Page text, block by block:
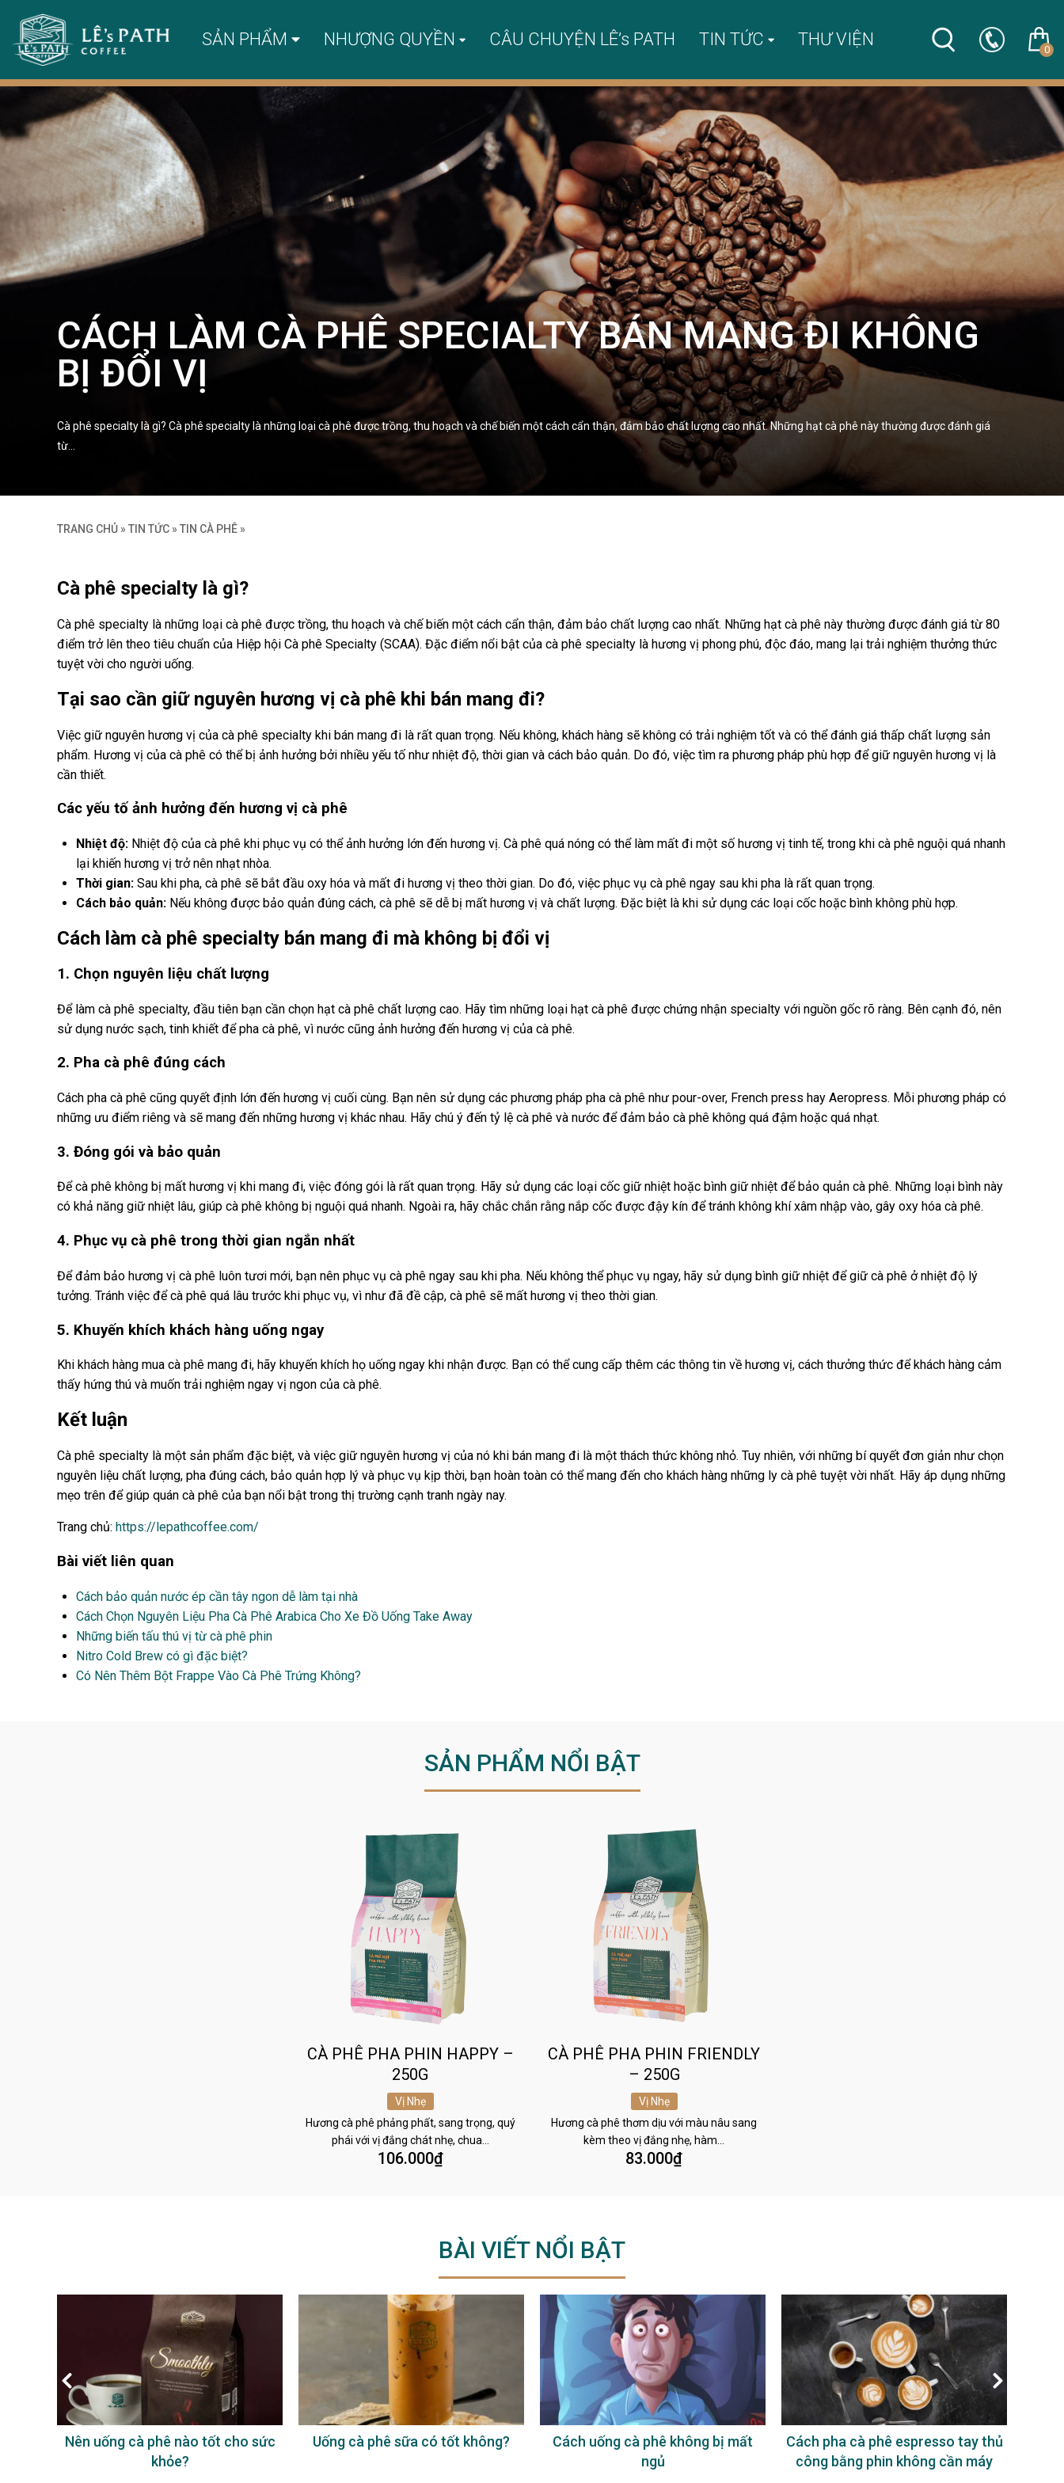
SẢN PHẨM NHƯỢNG QUYỀN CÂU CHUYỆN LÊ’s PATH TIN TỨC THƯ VIỆN 0
CÁCH LÀM CÀ PHÊ SPECIALTY BÁN MANG ĐI KHÔNG
BỊ ĐỔI VỊ
Cà phê specialty là gì? Cà phê specialty là những loại cà phê được trồng, thu hoạch và chế biến một cách cẩn thận, đảm bảo chất lượng cao nhất. Những hạt cà phê này thường được đánh giá
từ…
TRANG CHỦ » TIN TỨC » TIN CÀ PHÊ »
Cà phê specialty là gì?
Cà phê specialty là những loại cà phê được trồng, thu hoạch và chế biến một cách cẩn thận, đảm bảo chất lượng cao nhất. Những hạt cà phê này thường được đánh giá từ 80
điểm trở lên theo tiêu chuẩn của Hiệp hội Cà phê Specialty (SCAA). Đặc điểm nổi bật của cà phê specialty là hương vị phong phú, độc đáo, mang lại trải nghiệm thưởng thức
tuyệt vời cho người uống.
Tại sao cần giữ nguyên hương vị cà phê khi bán mang đi?
Việc giữ nguyên hương vị của cà phê specialty khi bán mang đi là rất quan trọng. Nếu không, khách hàng sẽ không có trải nghiệm tốt và có thể đánh giá thấp chất lượng sản
phẩm. Hương vị của cà phê có thể bị ảnh hưởng bởi nhiều yếu tố như nhiệt độ, thời gian và cách bảo quản. Do đó, việc tìm ra phương pháp phù hợp để giữ nguyên hương vị là
cần thiết.
Các yếu tố ảnh hưởng đến hương vị cà phê
Nhiệt độ: Nhiệt độ của cà phê khi phục vụ có thể ảnh hưởng lớn đến hương vị. Cà phê quá nóng có thể làm mất đi một số hương vị tinh tế, trong khi cà phê nguội quá nhanh
lại khiến hương vị trở nên nhạt nhòa.
Thời gian: Sau khi pha, cà phê sẽ bắt đầu oxy hóa và mất đi hương vị theo thời gian. Do đó, việc phục vụ cà phê ngay sau khi pha là rất quan trọng.
Cách bảo quản: Nếu không được bảo quản đúng cách, cà phê sẽ dễ bị mất hương vị và chất lượng. Đặc biệt là khi sử dụng các loại cốc hoặc bình không phù hợp.
Cách làm cà phê specialty bán mang đi mà không bị đổi vị
1. Chọn nguyên liệu chất lượng
Để làm cà phê specialty, đầu tiên bạn cần chọn hạt cà phê chất lượng cao. Hãy tìm những loại hạt cà phê được chứng nhận specialty với nguồn gốc rõ ràng. Bên cạnh đó, nên
sử dụng nước sạch, tinh khiết để pha cà phê, vì nước cũng ảnh hưởng đến hương vị của cà phê.
2. Pha cà phê đúng cách
Cách pha cà phê cũng quyết định lớn đến hương vị cuối cùng. Bạn nên sử dụng các phương pháp pha cà phê như pour-over, French press hay Aeropress. Mỗi phương pháp có
những ưu điểm riêng và sẽ mang đến những hương vị khác nhau. Hãy chú ý đến tỷ lệ cà phê và nước để đảm bảo cà phê không quá đậm hoặc quá nhạt.
3. Đóng gói và bảo quản
Để cà phê không bị mất hương vị khi mang đi, việc đóng gói là rất quan trọng. Hãy sử dụng các loại cốc giữ nhiệt hoặc bình giữ nhiệt để bảo quản cà phê. Những loại bình này
có khả năng giữ nhiệt lâu, giúp cà phê không bị nguội quá nhanh. Ngoài ra, hãy chắc chắn rằng nắp cốc được đậy kín để tránh không khí xâm nhập vào, gây oxy hóa cà phê.
4. Phục vụ cà phê trong thời gian ngắn nhất
Để đảm bảo hương vị cà phê luôn tươi mới, bạn nên phục vụ cà phê ngay sau khi pha. Nếu không thể phục vụ ngay, hãy sử dụng bình giữ nhiệt để giữ cà phê ở nhiệt độ lý
tưởng. Tránh việc để cà phê quá lâu trước khi phục vụ, vì như đã đề cập, cà phê sẽ mất hương vị theo thời gian.
5. Khuyến khích khách hàng uống ngay
Khi khách hàng mua cà phê mang đi, hãy khuyến khích họ uống ngay khi nhận được. Bạn có thể cung cấp thêm các thông tin về hương vị, cách thưởng thức để khách hàng cảm
thấy hứng thú và muốn trải nghiệm ngay vị ngon của cà phê.
Kết luận
Cà phê specialty là một sản phẩm đặc biệt, và việc giữ nguyên hương vị của nó khi bán mang đi là một thách thức không nhỏ. Tuy nhiên, với những bí quyết đơn giản như chọn
nguyên liệu chất lượng, pha đúng cách, bảo quản hợp lý và phục vụ kịp thời, bạn hoàn toàn có thể mang đến cho khách hàng những ly cà phê tuyệt vời nhất. Hãy áp dụng những
mẹo trên để giúp quán cà phê của bạn nổi bật trong thị trường cạnh tranh ngày nay.
Trang chủ: https://lepathcoffee.com/
Bài viết liên quan
Cách bảo quản nước ép cần tây ngon dễ làm tại nhà
Cách Chọn Nguyên Liệu Pha Cà Phê Arabica Cho Xe Đồ Uống Take Away
Những biến tấu thú vị từ cà phê phin
Nitro Cold Brew có gì đặc biệt?
Có Nên Thêm Bột Frappe Vào Cà Phê Trứng Không?
SẢN PHẨM NỔI BẬT
CÀ PHÊ PHA PHIN HAPPY –
250G
Vị Nhẹ
Hương cà phê phảng phất, sang trọng, quý
phái với vị đắng chát nhẹ, chua…
106.000₫
CÀ PHÊ PHA PHIN FRIENDLY
– 250G
Vị Nhẹ
Hương cà phê thơm dịu với màu nâu sang
kèm theo vị đắng nhẹ, hàm…
83.000₫
BÀI VIẾT NỔI BẬT
Nên uống cà phê nào tốt cho sức
khỏe?
Uống cà phê sữa có tốt không?
Cách uống cà phê không bị mất
ngủ
Cách pha cà phê espresso tay thủ
công bằng phin không cần máy